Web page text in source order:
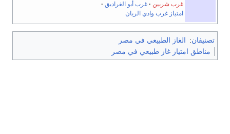
غرب شربين
غرب أبو الغراديق
امتياز غرب وادي الريان
تصنيفان: الغاز الطبيعي في مصر
مناطق امتياز غاز طبيعي في مصر